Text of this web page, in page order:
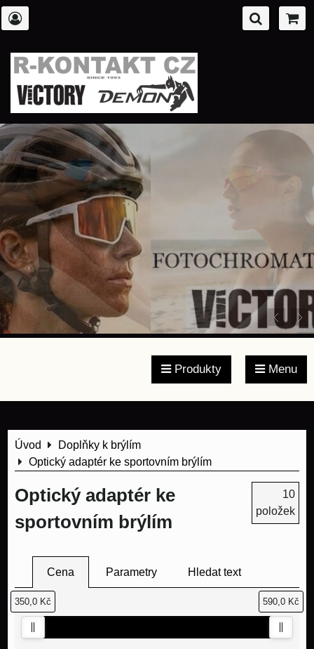
Produkty Menu
Úvod
Doplňky k brýlím
Optický adaptér ke sportovním brýlím
Optický adaptér ke
sportovním brýlím
10
položek
Cena Parametry Hledat text
350,0 Kč 590,0 Kč